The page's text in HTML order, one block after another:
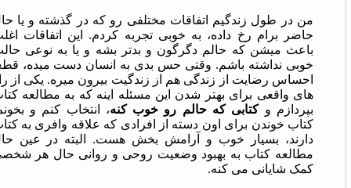
من در طول زندگیم اتفاقات مختلفی رو که در گذشته و یا
حاضر برام رخ داده، به خوبی تجربه کردم. این اتفاقات
باعث میشن که حالم دگرگون و بدتر بشه و یا به نوعی
خوبی نداشته باشم. وقتی حس بدی به انسان دست میده،
احساس رضایت از زندگی هم از زندگیت بیرون میره. یکی از
های واقعی برای بهتر شدن این مسئله اینه که به مطالعه
بپردازم وکتابی که حالم رو خوب کنه، انتخاب کنم و
کتاب خوندن برای اون دسته از افرادی که علاقه وافری به
دارند، بسیار خوب و آرامش بخش هست. البته در عین
مطالعه کتاب به بهبود وضعیت روحی و روانی حال هر
کمک شایانی می کنه.